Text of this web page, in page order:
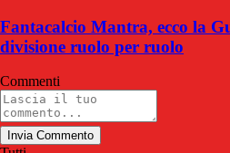
Fantacalcio Mantra, ecco la
divisione ruolo per ruolo
Commenti
Invia Commento